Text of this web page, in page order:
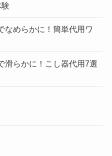
なめらかに！簡単代用ワ
滑らかに！こし器代用7選